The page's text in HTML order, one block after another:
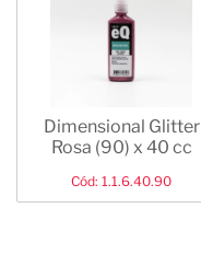
Dimensional Glitter
Rosa (90) x 40 cc
Cód: 1.1.6.40.90